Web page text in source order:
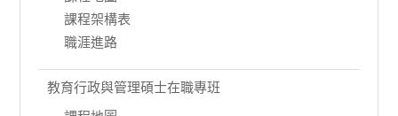
課程架構表
職涯進路
教育行政與管理碩士在職專班